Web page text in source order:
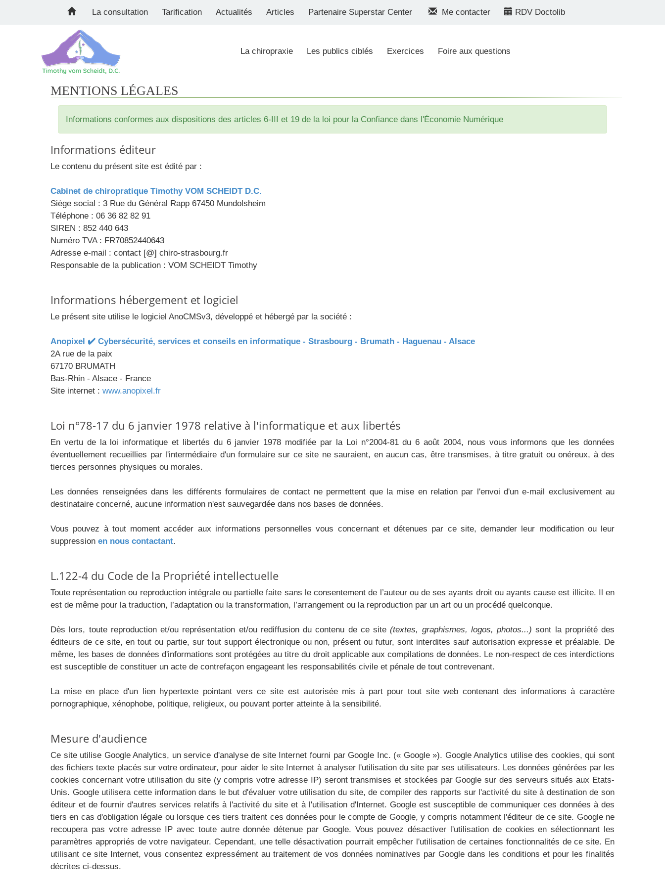
La consultation Tarification Actualités Articles Partenaire Superstar Center Me contacter RDV Doctolib
La chiropraxie Les publics ciblés Exercices Foire aux questions
MENTIONS LÉGALES
Informations conformes aux dispositions des articles 6-III et 19 de la loi pour la Confiance dans l'Économie Numérique
Informations éditeur
Le contenu du présent site est édité par :
Cabinet de chiropratique Timothy VOM SCHEIDT D.C.
Siège social : 3 Rue du Général Rapp 67450 Mundolsheim
Téléphone : 06 36 82 82 91
SIREN : 852 440 643
Numéro TVA : FR70852440643
Adresse e-mail : contact [@] chiro-strasbourg.fr
Responsable de la publication : VOM SCHEIDT Timothy
Informations hébergement et logiciel
Le présent site utilise le logiciel AnoCMSv3, développé et hébergé par la société :
Anopixel ✔️ Cybersécurité, services et conseils en informatique - Strasbourg - Brumath - Haguenau - Alsace
2A rue de la paix
67170 BRUMATH
Bas-Rhin - Alsace - France
Site internet : www.anopixel.fr
Loi n°78-17 du 6 janvier 1978 relative à l'informatique et aux libertés
En vertu de la loi informatique et libertés du 6 janvier 1978 modifiée par la Loi n°2004-81 du 6 août 2004, nous vous informons que les données
éventuellement recueillies par l'intermédiaire d'un formulaire sur ce site ne sauraient, en aucun cas, être transmises, à titre gratuit ou onéreux, à des
tierces personnes physiques ou morales.
Les données renseignées dans les différents formulaires de contact ne permettent que la mise en relation par l'envoi d'un e-mail exclusivement au
destinataire concerné, aucune information n'est sauvegardée dans nos bases de données.
Vous pouvez à tout moment accéder aux informations personnelles vous concernant et détenues par ce site, demander leur modification ou leur
suppression en nous contactant.
L.122-4 du Code de la Propriété intellectuelle
Toute représentation ou reproduction intégrale ou partielle faite sans le consentement de l’auteur ou de ses ayants droit ou ayants cause est illicite. Il en
est de même pour la traduction, l’adaptation ou la transformation, l’arrangement ou la reproduction par un art ou un procédé quelconque.
Dès lors, toute reproduction et/ou représentation et/ou rediffusion du contenu de ce site(textes, graphismes, logos, photos...) sont la propriété des
éditeurs de ce site, en tout ou partie, sur tout support électronique ou non, présent ou futur, sont interdites sauf autorisation expresse et préalable. De
même, les bases de données d'informations sont protégées au titre du droit applicable aux compilations de données. Le non-respect de ces interdictions
est susceptible de constituer un acte de contrefaçon engageant les responsabilités civile et pénale de tout contrevenant.
La mise en place d'un lien hypertexte pointant vers ce site est autorisée mis à part pour tout site web contenant des informations à caractère
pornographique, xénophobe, politique, religieux, ou pouvant porter atteinte à la sensibilité.
Mesure d'audience
Ce site utilise Google Analytics, un service d'analyse de site Internet fourni par Google Inc. (« Google »). Google Analytics utilise des cookies, qui sont
des fichiers texte placés sur votre ordinateur, pour aider le site Internet à analyser l'utilisation du site par ses utilisateurs. Les données générées par les
cookies concernant votre utilisation du site (y compris votre adresse IP) seront transmises et stockées par Google sur des serveurs situés aux Etats-
Unis. Google utilisera cette information dans le but d'évaluer votre utilisation du site, de compiler des rapports sur l'activité du site à destination de son
éditeur et de fournir d'autres services relatifs à l'activité du site et à l'utilisation d'Internet. Google est susceptible de communiquer ces données à des
tiers en cas d'obligation légale ou lorsque ces tiers traitent ces données pour le compte de Google, y compris notamment l'éditeur de ce site. Google ne
recoupera pas votre adresse IP avec toute autre donnée détenue par Google. Vous pouvez désactiver l'utilisation de cookies en sélectionnant les
paramètres appropriés de votre navigateur. Cependant, une telle désactivation pourrait empêcher l'utilisation de certaines fonctionnalités de ce site. En
utilisant ce site Internet, vous consentez expressément au traitement de vos données nominatives par Google dans les conditions et pour les finalités
décrites ci-dessus.